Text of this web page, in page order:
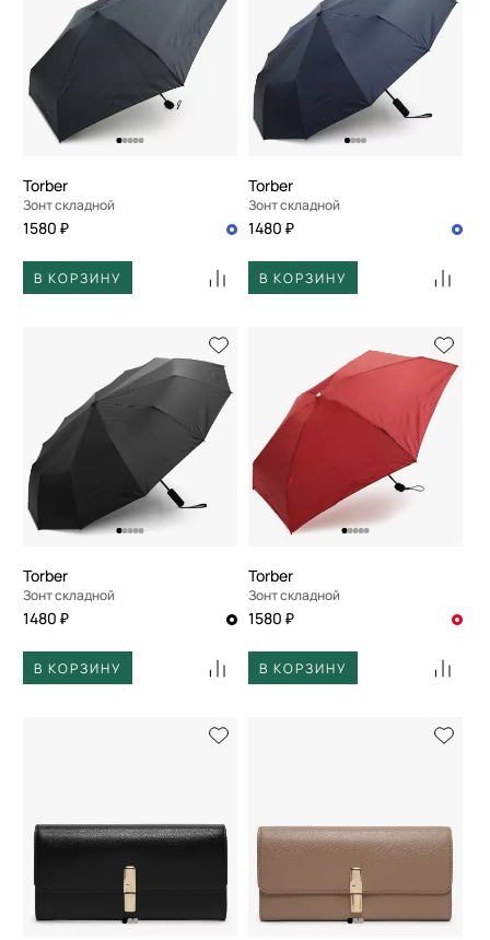
Torber
Зонт складной
1580 ₽
В КОРЗИНУ
Torber
Зонт складной
1480 ₽
В КОРЗИНУ
Torber
Зонт складной
1480 ₽
В КОРЗИНУ
Torber
Зонт складной
1580 ₽
В КОРЗИНУ